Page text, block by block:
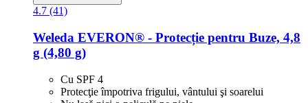
4.7 (41)
Weleda EVERON® -​ Protecție pentru Buze, 4,8
g (4,80 g)
Cu SPF 4
Protecţie împotriva frigului, vântului şi soarelui